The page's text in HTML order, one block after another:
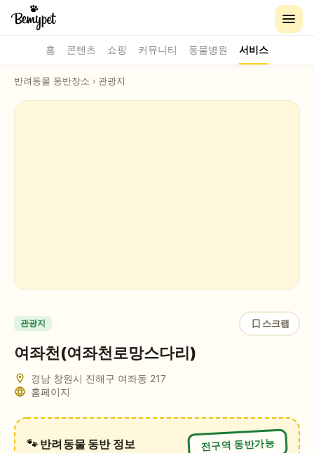
홈 콘텐츠 쇼핑 커뮤니티 동물병원 서비스
반려동물 동반장소 › 관광지
관광지 스크랩
여좌천(여좌천로망스다리)
경남 창원시 진해구 여좌동 217
홈페이지
🐾 반려동물 동반 정보 전구역 동반가능